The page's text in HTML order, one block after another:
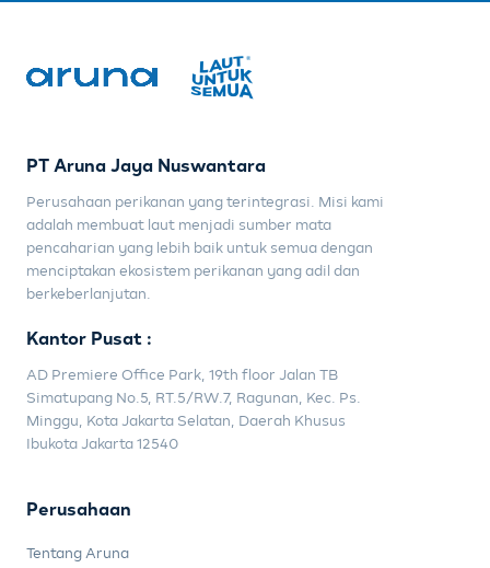
PT Aruna Jaya Nuswantara
Perusahaan perikanan yang terintegrasi. Misi kami
adalah membuat laut menjadi sumber mata
pencaharian yang lebih baik untuk semua dengan
menciptakan ekosistem perikanan yang adil dan
berkeberlanjutan.
Kantor Pusat :
AD Premiere Office Park, 19th floor Jalan TB
Simatupang No.5, RT.5/RW.7, Ragunan, Kec. Ps.
Minggu, Kota Jakarta Selatan, Daerah Khusus
Ibukota Jakarta 12540
Perusahaan
Tentang Aruna